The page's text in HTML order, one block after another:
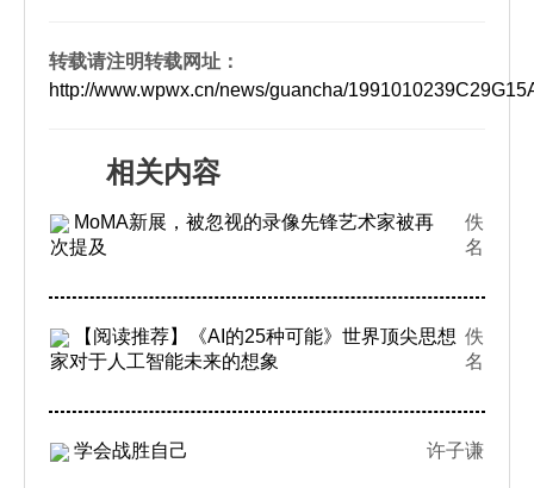
转载请注明转载网址：
http://www.wpwx.cn/news/guancha/
相关内容
MoMA新展，被忽视的录像先锋艺术家被再
次提及
佚
名
【阅读推荐】《AI的25种可能》世界顶尖思想
家对于人工智能未来的想象
佚
名
学会战胜自己 许子谦